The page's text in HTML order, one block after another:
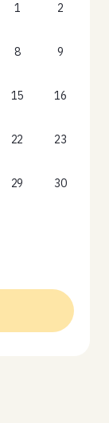
1 2
8 9
15 16
22 23
29 30